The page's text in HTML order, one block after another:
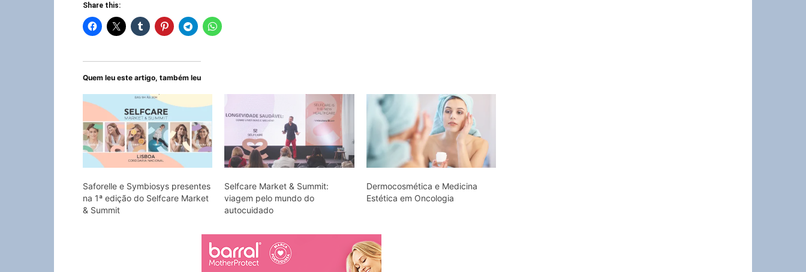
Share this:
Quem leu este artigo, também leu
Saforelle e Symbiosys presentes
na 1ª edição do Selfcare Market
& Summit
Selfcare Market & Summit:
viagem pelo mundo do
autocuidado
Dermocosmética e Medicina
Estética em Oncologia